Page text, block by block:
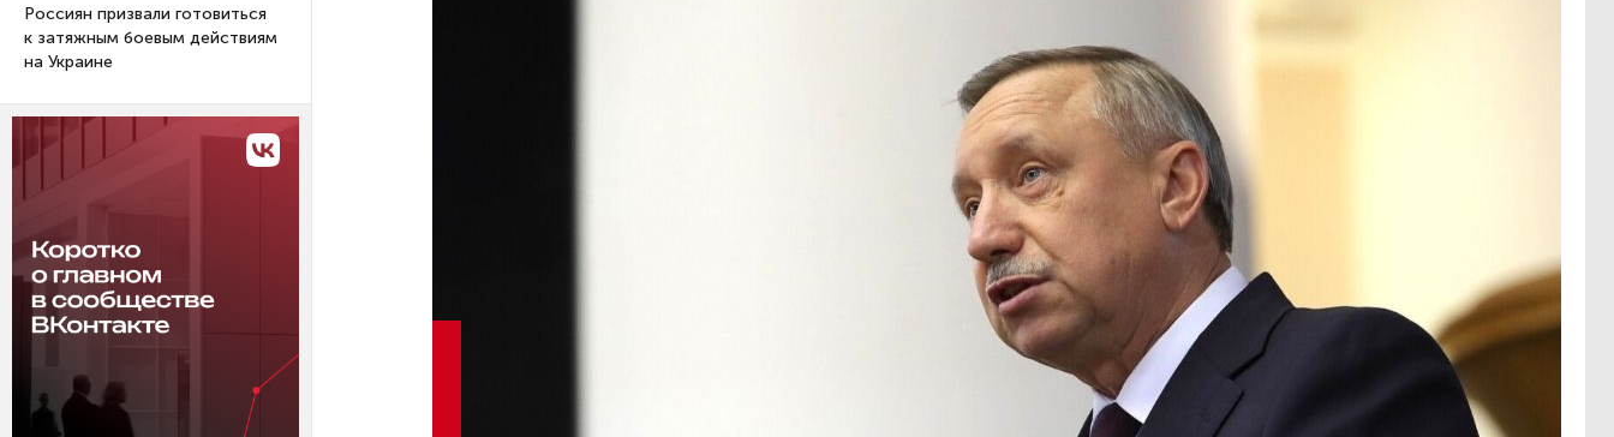
Россиян призвали готовиться
к затяжным боевым действиям
на Украине